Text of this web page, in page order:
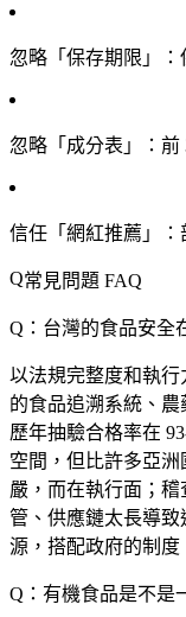
忽略「保存期限」
忽略「成分表」 ：
信任「網紅推薦」
常見問題 FAQ
Q：台灣的食品安全
以法規完整度和執
的食品追溯系統、農
歷年抽驗合格率在
空間，但比許多亞
嚴，而在執行面；
管、供應鏈太長導
源，搭配政府的制度
Q：有機食品是不是